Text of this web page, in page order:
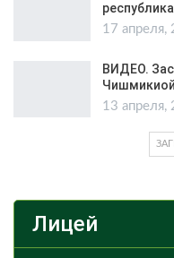
17 апреля,
ВИДЕО.
13 апреля,
Лицей